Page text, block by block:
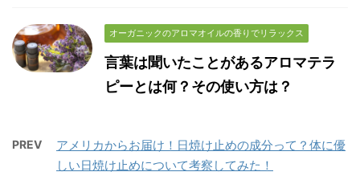
オーガニックのアロマオイルの香りでリラックス
言葉は聞いたことがあるアロマテラ
ピーとは何？その使い方は？
PREV
アメリカからお届け！日焼け止めの成分って？体に優
しい日焼け止めについて考察してみた！